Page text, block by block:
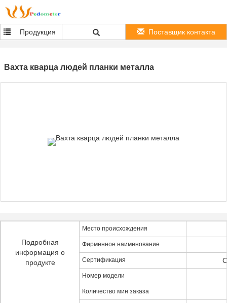
Продукция Поставщик контакта
Вахта кварца людей планки металла
Подробная
информация о
продукте
Место происхождения
Фирменное наименование
Сертификация
Номер модели
Количество мин заказа